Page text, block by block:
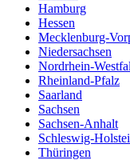
Hamburg
Hessen
Mecklenburg-
Niedersachsen
Nordrhein-
Rheinland-Pfalz
Saarland
Sachsen
Sachsen-Anhalt
Schleswig-
Thüringen